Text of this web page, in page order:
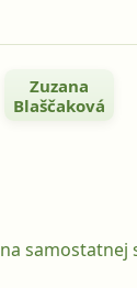
Zuzana
Blaščaková
samostatnej